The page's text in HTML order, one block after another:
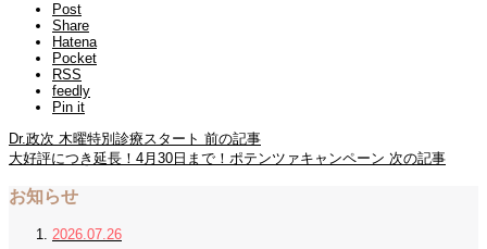
Post
Share
Hatena
Pocket
RSS
feedly
Pin it
Dr.政次 木曜特別診療スタート 前の記事
大好評につき延長！4月30日まで！ポテンツァキャンペーン 次の記事
お知らせ
2026.07.26